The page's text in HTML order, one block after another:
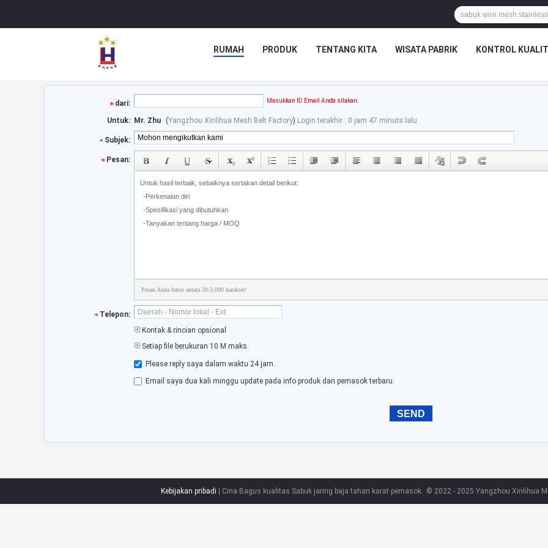
RUMAH PRODUK TENTANG KITA WISATA PABRIK KONTROL
dari: Masukkan ID Email Anda silakan.
Untuk: Mr. Zhu (Yangzhou Xinlihua Mesh Belt Factory) Login terakhir : 0 jam 47 minuts lalu
Subjek:
Pesan:
Pesan Anda harus antara 20-3.000 karakter!
Telepon:
Kontak & rincian opsional
Setiap file berukuran 10 M maks.
Please reply saya dalam waktu 24 jam.
Email saya dua kali minggu update pada info produk dan pemasok terbaru.
Kebijakan pribadi | Cina Bagus kualitas Sabuk jaring baja tahan karat pemasok. © 2022 - 2025 Yangzhou Xinlihua